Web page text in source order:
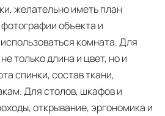
желательно иметь план
объекта и
комната. Для
только длина и цвет, но и
спинки, состав ткани,
Для столов, шкафов и
открывание, эргономика и